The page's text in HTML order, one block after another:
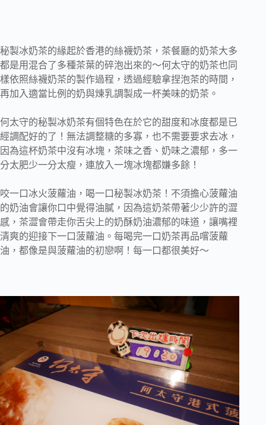
秘製冰奶茶的緣起於香港的絲襪奶茶，茶餐廳的奶茶大多
都是用混合了多種茶葉的碎泡出來的～何太守的奶茶也同
樣依照絲襪奶茶的製作過程，透過經驗拿捏泡茶的時間，
再加入適當比例的奶與煉乳調製成一杯美味的奶茶。
何太守的秘製冰奶茶有個特色在於它的甜度和冰度都是已
經調配好的了！無法調整糖的多寡，也不需要要求去冰，
因為這杯奶茶中沒有冰塊，茶味之香、奶味之濃郁，多一
分太肥少一分太瘦，連放入一塊冰塊都嫌多餘！
咬一口冰火菠蘿油，喝一口秘製冰奶茶！不須擔心菠蘿油
的奶油會讓你口中覺得油膩，因為這奶茶帶著少少許的澀
感，茶澀會帶走你舌尖上的奶酥奶油濃郁的味道，讓嘴裡
清爽的迎接下一口菠蘿油。每喝完一口奶茶再品嚐菠蘿
油，都像是與菠蘿油的初戀啊！每一口都很美好～